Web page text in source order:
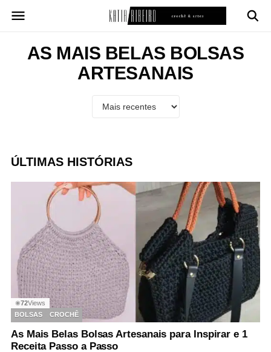
para
conteúdoAS MAIS BELAS BOLSAS
ARTESANAIS
ÚLTIMAS HISTÓRIAS
◉72Views
BOLSAS
CROCHÊ
As Mais Belas Bolsas Artesanais para Inspirar e 1
Receita Passo a Passo